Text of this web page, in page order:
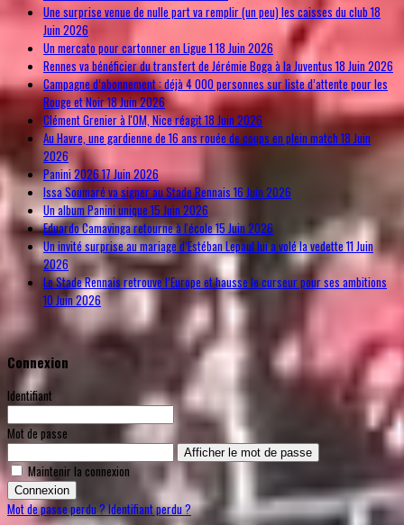
Une surprise venue de nulle part va remplir (un peu) les caisses du club18
Juin 2026
Un mercato pour cartonner en Ligue 118 Juin 2026
Rennes va bénéficier du transfert de Jérémie Boga à la Juventus 18 Juin 2026
Campagne d’abonnement : déjà 4 000 personnes sur liste d’attente pour les
Rouge et Noir18 Juin 2026
Clément Grenier à l'OM, Nice réagit18 Juin 2026
Au Havre, une gardienne de 16 ans rouée de coups en plein match18 Juin
2026
Panini 202617 Juin 2026
Issa Soumaré va signer au Stade Rennais 16 Juin 2026
Un album Panini unique 15 Juin 2026
Eduardo Camavinga retourne à l'école15 Juin 2026
Un invité surprise au mariage d’Estéban Lepaul lui a volé la vedette11 Juin
2026
Le Stade Rennais retrouve l’Europe et hausse le curseur pour ses ambitions
10 Juin 2026
Connexion
Identifiant
Mot de passe
Afficher le mot de passe
Maintenir la connexion
Connexion
Mot de passe perdu ?Identifiant perdu ?